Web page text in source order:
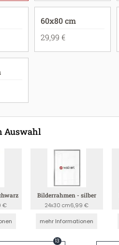
60x80 cm
29,99 €
Auswahl
€
Bilderrahmen - silber
24x30 cm6,99 €
mehr Informationen
13